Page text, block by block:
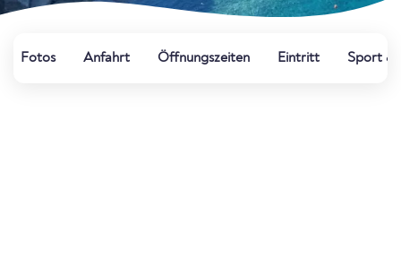
Fotos Anfahrt Öffnungszeiten Eintritt Sport &